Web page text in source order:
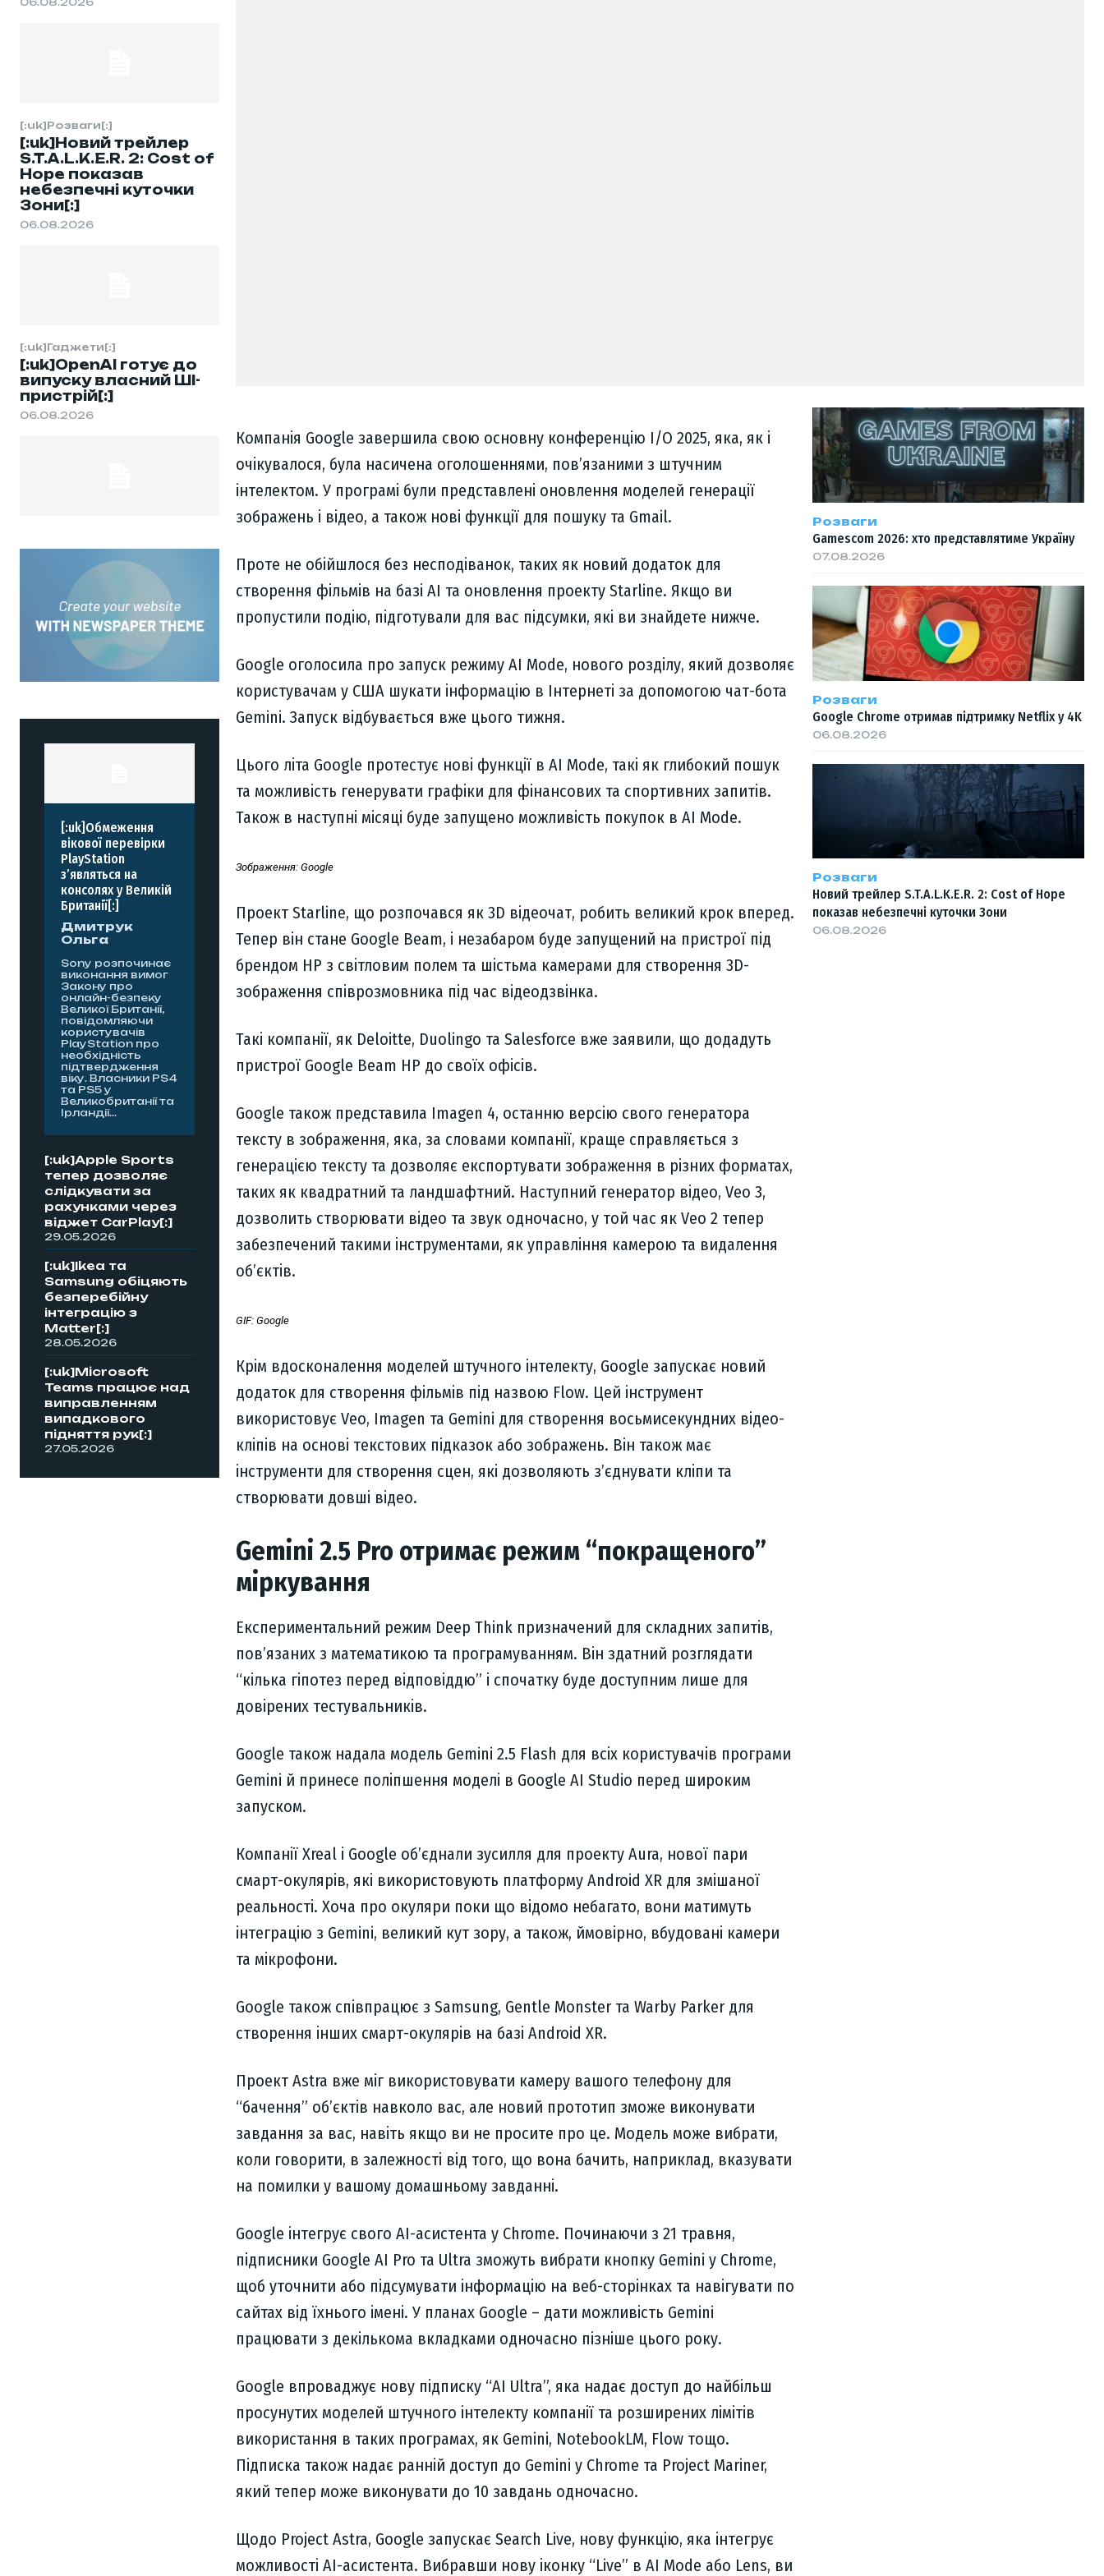
[:uk]Розваги[:]
[:uk]Новий трейлер
S.T.A.L.K.E.R. 2: Cost of
Hope показав
небезпечні куточки
Зони[:]
06.08.2026
[:uk]Гаджети[:]
[:uk]OpenAI готує до
випуску власний ШІ-
пристрій[:]
06.08.2026
[:uk]Обмеження
вікової перевірки
PlayStation
з’являться на
консолях у Великій
Британії[:]
Дмитрук
Ольга
Sony розпочинає
виконання вимог
Закону про
онлайн-безпеку
Великої Британії,
повідомляючи
користувачів
PlayStation про
необхідність
підтвердження
віку. Власники PS4
та PS5 у
Великобританії та
Ірландії...
[:uk]Apple Sports
тепер дозволяє
слідкувати за
рахунками через
віджет CarPlay[:]
29.05.2026
[:uk]Ikea та
Samsung обіцяють
безперебійну
інтеграцію з
Matter[:]
28.05.2026
[:uk]Microsoft
Teams працює над
виправленням
випадкового
підняття рук[:]
27.05.2026
Компанія Google завершила свою основну конференцію I/O 2025, яка, як і
очікувалося, була насичена оголошеннями, пов’язаними з штучним
інтелектом. У програмі були представлені оновлення моделей генерації
зображень і відео, а також нові функції для пошуку та Gmail.
Проте не обійшлося без несподіванок, таких як новий додаток для
створення фільмів на базі АІ та оновлення проекту Starline. Якщо ви
пропустили подію, підготували для вас підсумки, які ви знайдете нижче.
Google оголосила про запуск режиму AI Mode, нового розділу, який дозволяє
користувачам у США шукати інформацію в Інтернеті за допомогою чат-бота
Gemini. Запуск відбувається вже цього тижня.
Цього літа Google протестує нові функції в AI Mode, такі як глибокий пошук
та можливість генерувати графіки для фінансових та спортивних запитів.
Також в наступні місяці буде запущено можливість покупок в AI Mode.
Зображення: Google
Проект Starline, що розпочався як 3D відеочат, робить великий крок вперед.
Тепер він стане Google Beam, і незабаром буде запущений на пристрої під
брендом HP з світловим полем та шістьма камерами для створення 3D-
зображення співрозмовника під час відеодзвінка.
Такі компанії, як Deloitte, Duolingo та Salesforce вже заявили, що додадуть
пристрої Google Beam HP до своїх офісів.
Google також представила Imagen 4, останню версію свого генератора
тексту в зображення, яка, за словами компанії, краще справляється з
генерацією тексту та дозволяє експортувати зображення в різних форматах,
таких як квадратний та ландшафтний. Наступний генератор відео, Veo 3,
дозволить створювати відео та звук одночасно, у той час як Veo 2 тепер
забезпечений такими інструментами, як управління камерою та видалення
об’єктів.
GIF: Google
Крім вдосконалення моделей штучного інтелекту, Google запускає новий
додаток для створення фільмів під назвою Flow. Цей інструмент
використовує Veo, Imagen та Gemini для створення восьмисекундних відео-
кліпів на основі текстових підказок або зображень. Він також має
інструменти для створення сцен, які дозволяють з’єднувати кліпи та
створювати довші відео.
Gemini 2.5 Pro отримає режим “покращеного”
міркування
Експериментальний режим Deep Think призначений для складних запитів,
пов’язаних з математикою та програмуванням. Він здатний розглядати
“кілька гіпотез перед відповіддю” і спочатку буде доступним лише для
довірених тестувальників.
Google також надала модель Gemini 2.5 Flash для всіх користувачів програми
Gemini й принесе поліпшення моделі в Google AI Studio перед широким
запуском.
Компанії Xreal і Google об’єднали зусилля для проекту Aura, нової пари
смарт-окулярів, які використовують платформу Android XR для змішаної
реальності. Хоча про окуляри поки що відомо небагато, вони матимуть
інтеграцію з Gemini, великий кут зору, а також, ймовірно, вбудовані камери
та мікрофони.
Google також співпрацює з Samsung, Gentle Monster та Warby Parker для
створення інших смарт-окулярів на базі Android XR.
Проект Astra вже міг використовувати камеру вашого телефону для
“бачення” об’єктів навколо вас, але новий прототип зможе виконувати
завдання за вас, навіть якщо ви не просите про це. Модель може вибрати,
коли говорити, в залежності від того, що вона бачить, наприклад, вказувати
на помилки у вашому домашньому завданні.
Google інтегрує свого AI-асистента у Chrome. Починаючи з 21 травня,
підписники Google AI Pro та Ultra зможуть вибрати кнопку Gemini у Chrome,
щоб уточнити або підсумувати інформацію на веб-сторінках та навігувати по
сайтах від їхнього імені. У планах Google – дати можливість Gemini
працювати з декількома вкладками одночасно пізніше цього року.
Google впроваджує нову підписку “AI Ultra”, яка надає доступ до найбільш
просунутих моделей штучного інтелекту компанії та розширених лімітів
використання в таких програмах, як Gemini, NotebookLM, Flow тощо.
Підписка також надає ранній доступ до Gemini у Chrome та Project Mariner,
який тепер може виконувати до 10 завдань одночасно.
Щодо Project Astra, Google запускає Search Live, нову функцію, яка інтегрує
можливості AI-асистента. Вибравши нову іконку “Live” в AI Mode або Lens, ви
Розваги
Gamescom 2026: хто представлятиме Україну
07.08.2026
Розваги
Google Chrome отримав підтримку Netflix у 4K
06.08.2026
Розваги
Новий трейлер S.T.A.L.K.E.R. 2: Cost of Hope
показав небезпечні куточки Зони
06.08.2026